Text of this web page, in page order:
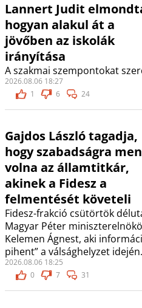
Lannert Judit
hogyan alakul át a
jövőben az iskolák
irányítása
A szakmai szempontokat
2026.08.06 18:27
1
6 24
Gajdos László tagadja,
hogy szabadságra
volna az államtitkár,
akinek a Fidesz a
felmentését követeli
Fidesz-frakció csütörtök
Magyar Péter
Kelemen Ágnest, aki
pihent” a válsághelyzet idején.
2026.08.06 18:25
0
7 31